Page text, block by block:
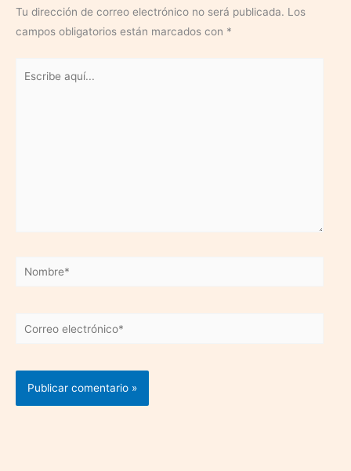
Tu dirección de correo electrónico no será publicada. Los
campos obligatorios están marcados con *
Nombre*
Correo